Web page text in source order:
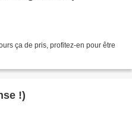
ça de pris, profitez-en pour être
!)